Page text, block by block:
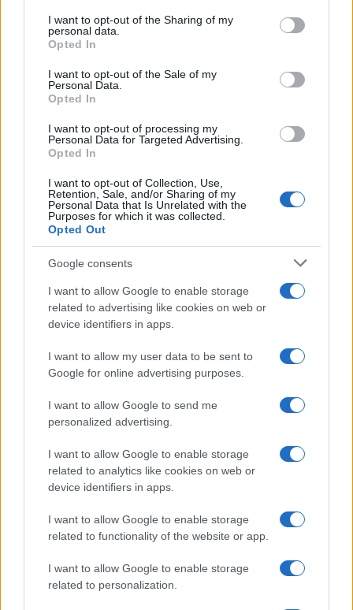
not limited to your visit or usage behaviour. You may click to
grant or deny consent to Google and its third-party tags to
use your data for below specified purposes in below Google
consent section.
I want to opt-out of the Sharing of my
personal data.
Opted In
I want to opt-out of the Sale of my
Personal Data.
Opted In
I want to opt-out of processing my
Personal Data for Targeted Advertising.
Opted In
I want to opt-out of Collection, Use,
Retention, Sale, and/or Sharing of my
Personal Data that Is Unrelated with the
Purposes for which it was collected.
Opted Out
Google consents
I want to allow Google to enable storage
related to advertising like cookies on web or
device identifiers in apps.
I want to allow my user data to be sent to
Google for online advertising purposes.
I want to allow Google to send me
personalized advertising.
I want to allow Google to enable storage
related to analytics like cookies on web or
device identifiers in apps.
I want to allow Google to enable storage
related to functionality of the website or app.
I want to allow Google to enable storage
related to personalization.
Cristian Castiglioni · 8 Ago 2026
LIFESTYLE
Scopri Rocca San Giovanni, il borgo abruzzese tra
mare e storia
Cristian Castiglioni · 8 Ago 2026
Zalando Visionary Award: INSTITUTION di Galib
Gassanoff vince a Copenhagen
Cristian Castiglioni · 7 Ago 2026